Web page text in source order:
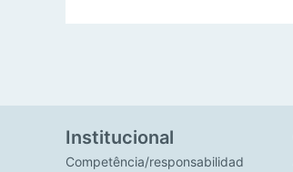
Institucional
Competência/responsabilidad